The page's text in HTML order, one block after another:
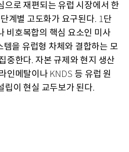
으로 재편되는 유럽 시장에서 한
계별 고도화가 요구된다. 1단
비호복합의 핵심 요소인 미사
템을 유럽형 차체와 결합하는 모
중한다. 자본 규제와 현지 생산
인메탈이나 KNDS 등 유럽 원
립이 현실 교두보가 된다.